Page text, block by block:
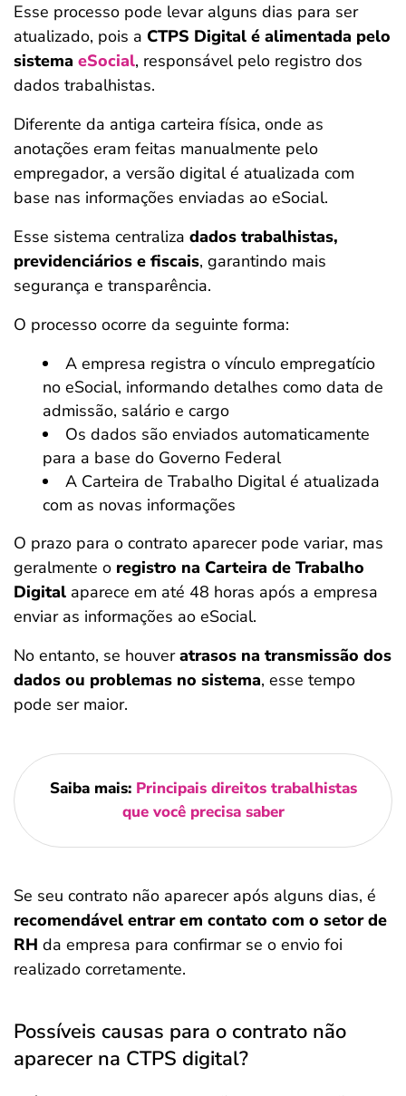
Esse processo pode levar alguns dias para ser
atualizado, pois a CTPS Digital é alimentada pelo
sistema eSocial, responsável pelo registro dos
dados trabalhistas.
Diferente da antiga carteira física, onde as
anotações eram feitas manualmente pelo
empregador, a versão digital é atualizada com
base nas informações enviadas ao eSocial.
Esse sistema centraliza dados trabalhistas,
previdenciários e fiscais, garantindo mais
segurança e transparência.
O processo ocorre da seguinte forma:
A empresa registra o vínculo empregatício
no eSocial, informando detalhes como data de
admissão, salário e cargo
Os dados são enviados automaticamente
para a base do Governo Federal
A Carteira de Trabalho Digital é atualizada
com as novas informações
O prazo para o contrato aparecer pode variar, mas
geralmente o registro na Carteira de Trabalho
Digital aparece em até 48 horas após a empresa
enviar as informações ao eSocial.
No entanto, se houveratrasos na transmissão dos
dados ou problemas no sistema, esse tempo
pode ser maior.
Saiba mais: Principais direitos trabalhistas
que você precisa saber
Se seu contrato não aparecer após alguns dias, é
recomendável entrar em contato com o setor de
RH da empresa para confirmar se o envio foi
realizado corretamente.
Possíveis causas para o contrato não
aparecer na CTPS digital?